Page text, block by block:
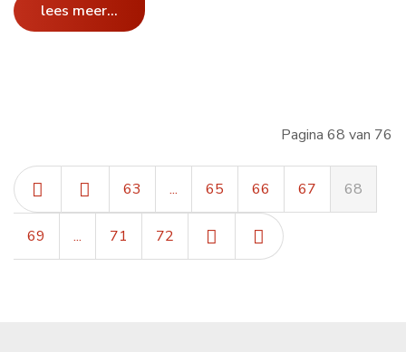
lees meer...
Pagina 68 van 76
63 ... 65 66 67 68
69 ... 71 72